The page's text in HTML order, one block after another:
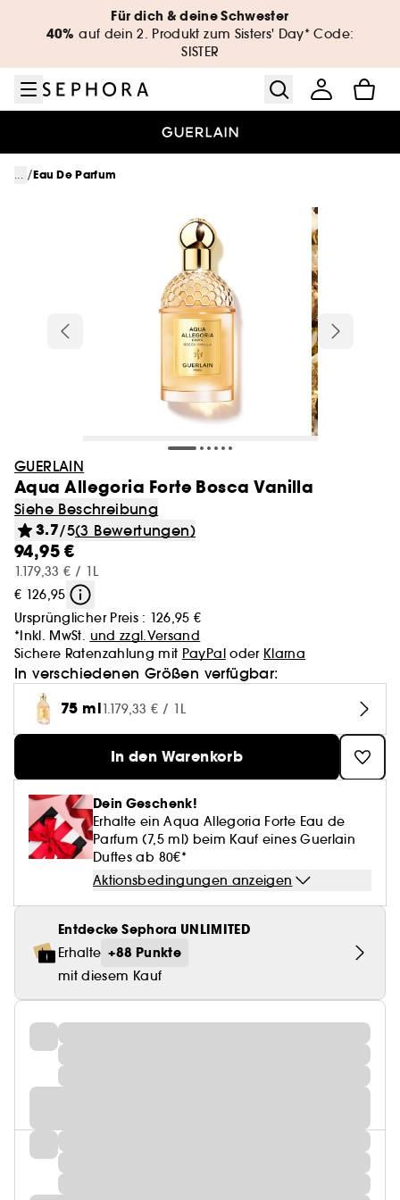
Zum HauptinhaltFür dich & deine Schwester
40% auf dein 2. Produkt zum Sisters' Day* Code:
SISTER
... /Eau De Parfum
GUERLAIN
Aqua Allegoria Forte Bosca Vanilla
Siehe Beschreibung
3.7/5(3 Bewertungen)
94,95 €
1.179,33 € / 1L
€ 126,95
Ursprünglicher Preis : 126,95 €
*Inkl. MwSt. und zzgl.Versand
Sichere Ratenzahlung mit PayPaloder Klarna
In verschiedenen Größen verfügbar:
75 ml1.179,33 € / 1L
In den Warenkorb
Dein Geschenk!
Erhalte ein Aqua Allegoria Forte Eau de
Parfum (7,5 ml) beim Kauf eines Guerlain
Duftes ab 80€*
Aktionsbedingungen anzeigen
Entdecke Sephora UNLIMITED
Erhalte +88 Punkte
mit diesem Kauf